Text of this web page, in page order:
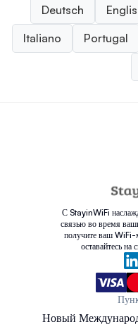
Deutsch
Italiano
Portugal
С StayinWiFi
связью во время
получите ваш WiFi-
оставайтесь
Новый